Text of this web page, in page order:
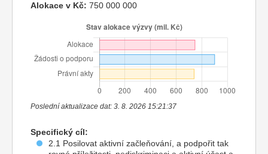
Alokace v Kč: 750 000 000
Poslední aktualizace dat: 3. 8. 2026 15:21:37
Specifický cíl:
2.1 Posilovat aktivní začleňování, a podpořit tak